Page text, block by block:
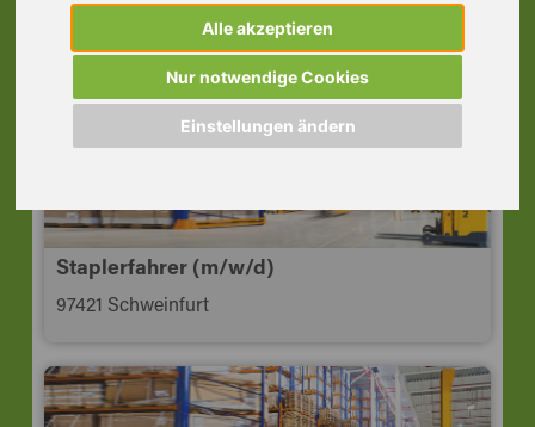
Alle akzeptieren
Nur notwendige Cookies
Einstellungen ändern
Staplerfahrer (m/w/d)
97421 Schweinfurt